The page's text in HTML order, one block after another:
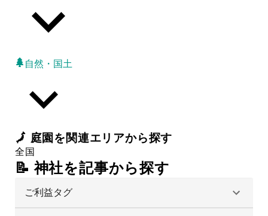
自然・国土
🗾 庭園 を関連エリアから探す
全国
📝 神社を記事から探す
ご利益タグ